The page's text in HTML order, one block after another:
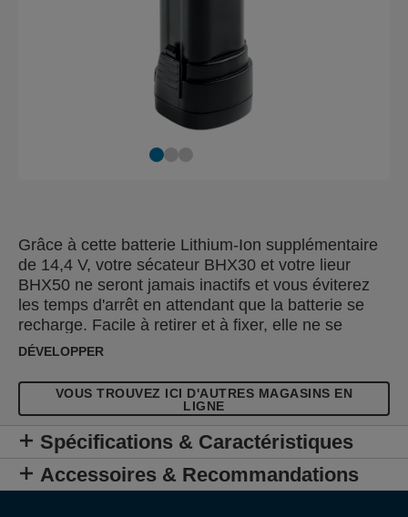
Grâce à cette batterie Lithium-Ion supplémentaire
de 14,4 V, votre sécateur BHX30 et votre lieur
BHX50 ne seront jamais inactifs et vous éviterez
les temps d'arrêt en attendant que la batterie se
recharge. Facile à retirer et à fixer, elle ne se
décharge pas automatiquement. Efficacité et
même emballage.
DÉVELOPPER
VOUS TROUVEZ ICI D'AUTRES MAGASINS EN
LIGNE
Spécifications & Caractéristiques
Accessoires & Recommandations